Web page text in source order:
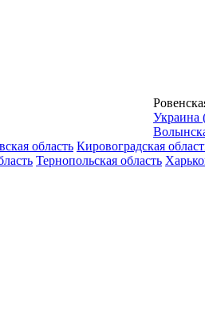
Украина
область Кировоградская
Тернопольская область